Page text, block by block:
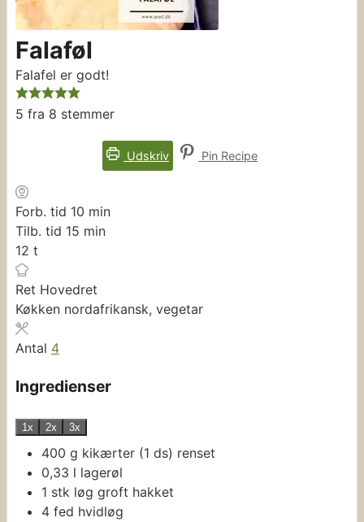
Falaføl
Falafel er godt!
5 fra 8 stemmer
Udskriv Pin Recipe
Forb. tid 10 minutter
min
Tilb. tid 15 minutter
min
12 timer
t
Ret Hovedret
Køkken nordafrikansk, vegetar
Antal 4
Ingredienser
1x 2x 3x
400 g kikærter (1 ds) renset
0,33 l lagerøl
1 stk løg groft hakket
4 fed hvidløg